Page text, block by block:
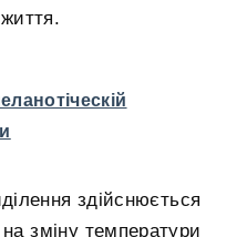
здійснюється
зміну температури